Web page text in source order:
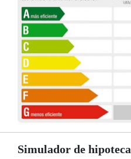
Simulador de hipoteca